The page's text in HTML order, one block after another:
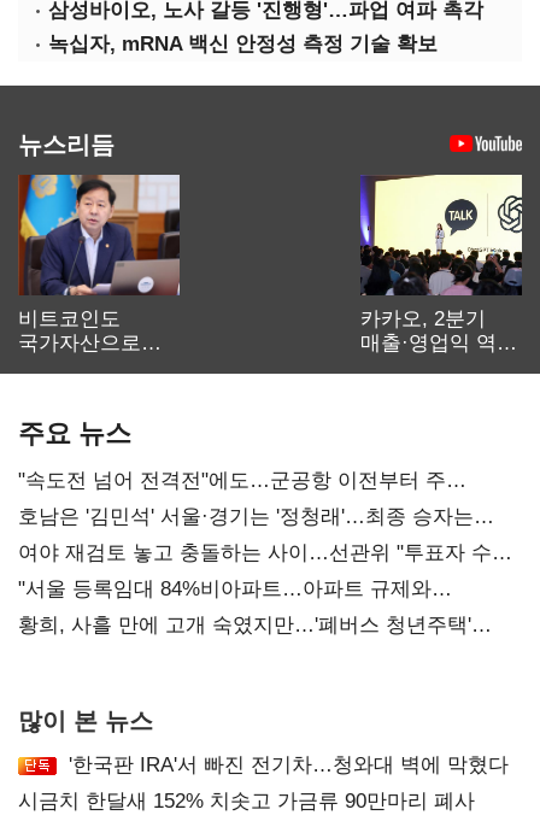
삼성바이오, 노사 갈등 '진행형'…파업 여파 촉각
녹십자, mRNA 백신 안정성 측정 기술 확보
뉴스리듬
비트코인도
국가자산으로…'
카카오, 2분기
매출·영업익 역대
주요 뉴스
"속도전 넘어 전격전"에도…군공항 이전부터 주
52시간까지 '뇌관'
호남은 '김민석' 서울·경기는 '정청래'…최종 승자는
'안갯속'
여야 재검토 놓고 충돌하는 사이…선관위 "투표자 수
오차 당연"
"서울 등록임대 84%비아파트…아파트 규제와
달리해야"
황희, 사흘 만에 고개 숙였지만…'폐버스 청년주택'
많이 본 뉴스
'한국판 IRA'서 빠진 전기차…청와대 벽에 막혔다
시금치 한달새 152% 치솟고 가금류 90만마리 폐사